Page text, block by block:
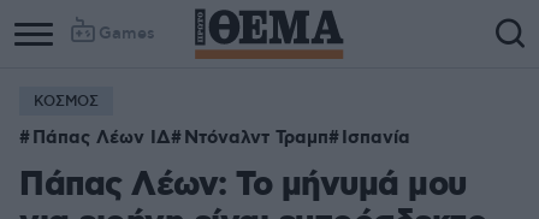
Games
ΚΟΣΜΟΣ
Πάπας Λέων ΙΔ Ντόναλντ Τραμπ Ισπανία
Πάπας Λέων: Το μήνυμά μου